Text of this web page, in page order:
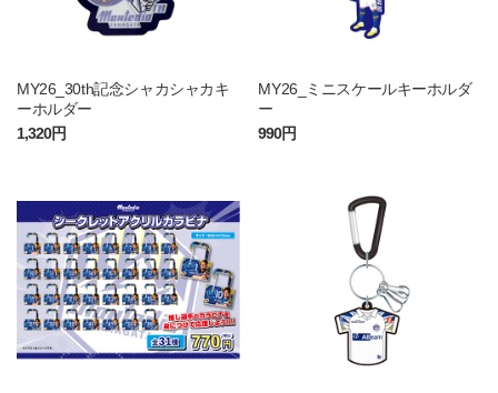
MY26_30th記念シャカシャカキ
ーホルダー
1,320円
MY26_ミニスケールキーホルダ
ー
990円